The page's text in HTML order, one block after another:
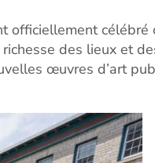
officiellement célébré
des lieux et
œuvres d’art